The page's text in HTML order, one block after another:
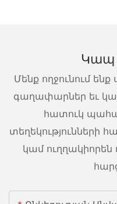
Կապ
Մենք ողջունում
գաղափարներ եւ
հատուկ
տեղեկությունների
կամ ուղղակիորեն